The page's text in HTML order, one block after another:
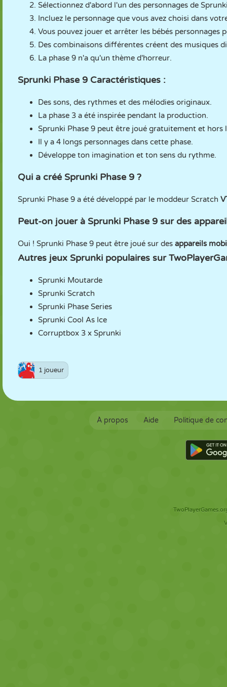
Sélectionnez d'abord l'un des personnages de
Incluez le personnage que vous avez choisi dans
Vous pouvez jouer et arrêter les bébés personnages
Des combinaisons différentes créent des musiques
La phase 9 n'a qu'un thème d'horreur.
Sprunki Phase 9 Caractéristiques :
Des sons, des rythmes et des mélodies originaux.
La phase 3 a été inspirée pendant la production.
Sprunki Phase 9 peut être joué gratuitement et hors
Il y a 4 longs personnages dans cette phase.
Développe ton imagination et ton sens du rythme.
Qui a créé Sprunki Phase 9 ?
Sprunki Phase 9 a été développé par le moddeur Scratch
Peut-on jouer à Sprunki Phase 9 sur des
Oui ! Sprunki Phase 9 peut être joué sur des appareils
Autres jeux Sprunki populaires sur
Sprunki Moutarde
Sprunki Scratch
Sprunki Phase Series
Sprunki Cool As Ice
Corruptbox 3 x Sprunki
1 joueur
À propos Aide Politique de